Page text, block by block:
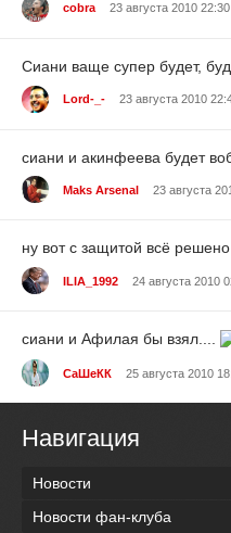
cobra 23 августа 2010 22:30
Сиани ваще супер будет,
Lord-_- 23 августа 2010
сиани и акинфеева будет
Maks Arsenal 23 августа
ну вот с защитой всё
ILIA_1992 24 августа 2010
сиани и Афилая бы взял....
СаШеКК 25 августа 2010
Навигация
Новости
Новости фан-клуба